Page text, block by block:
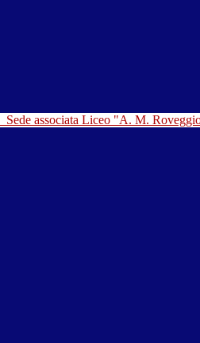
Sede associata Liceo "A. M.